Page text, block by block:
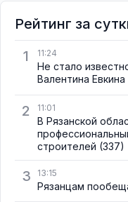
Рейтинг за
1
11:24
Не стало
Валентина Евкина
2 11:01
В Рязанской
строителей (337)
3 13:15
Рязанцам